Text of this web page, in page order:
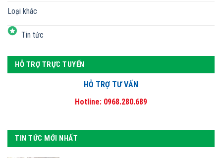
Loại khác
Tin tức
HỖ TRỢ TRỰC TUYẾN
HỖ TRỢ TƯ VẤN
Hotline: 0968.280.689
TIN TỨC MỚI NHẤT